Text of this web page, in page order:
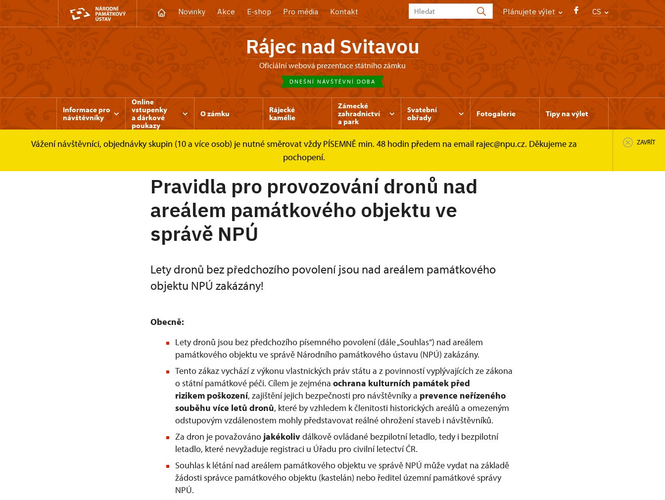
Novinky Akce E-shop Pro média Kontakt Plánujete výlet CS
Rájec nad Svitavou
Oficiální webová prezentace státního zámku
DNEŠNÍ NÁVŠTĚVNÍ DOBA
Informace pro
návštěvníky
Online
vstupenky
a dárkové
poukazy
O zámku
Rájecké
kamélie
Zámecké
zahradnictví
a park
Svatební
obřady
Fotogalerie Tipy na výlet
Vážení návštěvníci, objednávky skupin (10 a více osob) je nutné směrovat vždy PÍSEMNĚ min. 48 hodin předem na email rajec@npu.cz. Děkujeme za
pochopení.
ZAVŘÍT
Zámek Rájec nad Svitavou Informace pro návštěvníky Drony
Pravidla pro provozování dronů nad
areálem památkového objektu ve
správě NPÚ
Lety dronů bez předchozího povolení jsou nad areálem památkového
objektu NPÚ zakázány!
Obecně:
Lety dronů jsou bez předchozího písemného povolení (dále „Souhlas“) nad areálem
památkového objektu ve správě Národního památkového ústavu (NPÚ) zakázány.
Tento zákaz vychází z výkonu vlastnických práv státu a z povinností vyplývajících ze zákona
o státní památkové péči. Cílem je zejména ochrana kulturních památek před
rizikem poškození, zajištění jejich bezpečnosti pro návštěvníky a prevence neřízeného
souběhu více letů dronů, které by vzhledem k členitosti historických areálů a omezeným
odstupovým vzdálenostem mohly představovat reálné ohrožení staveb i návštěvníků.
Za dron je považováno jakékolivdálkově ovládané bezpilotní letadlo, tedy i bezpilotní
letadlo, které nevyžaduje registraci u Úřadu pro civilní letectví ČR.
Souhlas k létání nad areálem památkového objektu ve správě NPÚ může vydat na základě
žádosti správce památkového objektu (kastelán) nebo ředitel územní památkové správy
NPÚ.